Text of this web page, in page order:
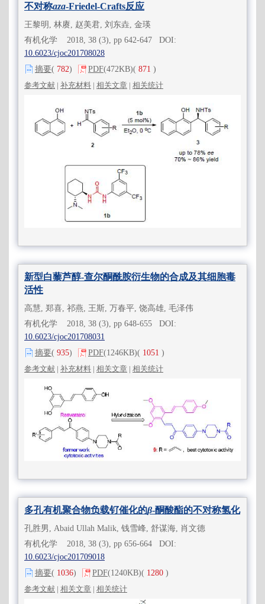
不对称aza-Friedel-Crafts反应
王黎明, 林赓, 赵美君, 刘东垚, 金瑛
有机化学 2018, 38 (3), pp 642-647 DOI:
10.6023/cjoc201708028
摘要( 782) PDF(472KB)( 871 )
参考文献 | 补充材料 | 相关文章 | 相关统计
新型白藜芦醇-查尔酮酰胺衍生物的合成及其细胞毒
活性
高慧, 郑喜, 祁燕, 王斯, 万春平, 饶高雄, 毛泽伟
有机化学 2018, 38 (3), pp 648-655 DOI:
10.6023/cjoc201708031
摘要( 935) PDF(1246KB)( 1051 )
参考文献 | 补充材料 | 相关文章 | 相关统计
多孔有机聚合物负载钌催化的β-酮酸酯的不对称氢化
孔胜男, Abaid Ullah Malik, 钱雪峰, 舒谋海, 肖文德
有机化学 2018, 38 (3), pp 656-664 DOI:
10.6023/cjoc201709018
摘要( 1036) PDF(1240KB)( 1280 )
参考文献 | 相关文章 | 相关统计